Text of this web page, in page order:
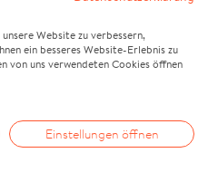
Website zu verbessern,
ein besseres Website-Erlebnis zu
von uns verwendeten Cookies öffnen
Einstellungen öffnen